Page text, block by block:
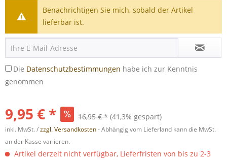
Benachrichtigen Sie mich, sobald der Artikel
lieferbar ist.
Die Datenschutzbestimmungen habe ich zur Kenntnis
genommen
9,95 € * 16,95 € * (41,3% gespart)
inkl. MwSt. /zzgl. Versandkosten- Abhängig vom Lieferland kann die MwSt.
an der Kasse variieren.
Artikel derzeit nicht verfügbar, Lieferfristen von bis zu 2-3